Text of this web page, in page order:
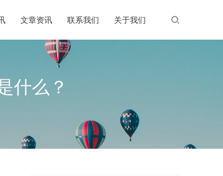
文章资讯 联系我们 关于我们
什么？